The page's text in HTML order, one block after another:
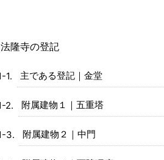
法隆寺の登記
主である登記｜金堂
附属建物１｜五重塔
附属建物２｜中門